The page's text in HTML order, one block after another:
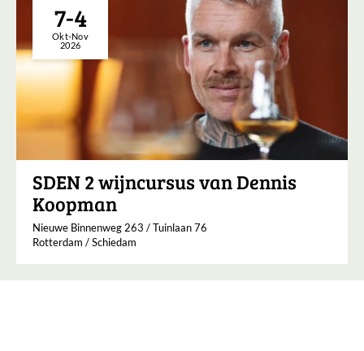
7-4
Okt-Nov
2026
SDEN 2 wijncursus van Dennis
Koopman
Nieuwe Binnenweg 263 / Tuinlaan 76
Rotterdam / Schiedam